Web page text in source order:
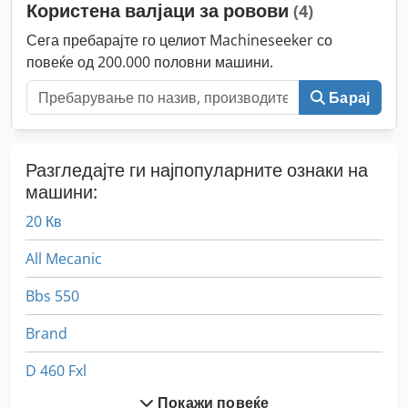
Користена валјаци за ровови (4)
Сега пребарајте го целиот Machineseeker со
повеќе од 200.000 половни машини.
Барај
Разгледајте ги најпопуларните ознаки на
машини:
20 Кв
All Mecanic
Bbs 550
Brand
D 460 Fxl
Покажи повеќе